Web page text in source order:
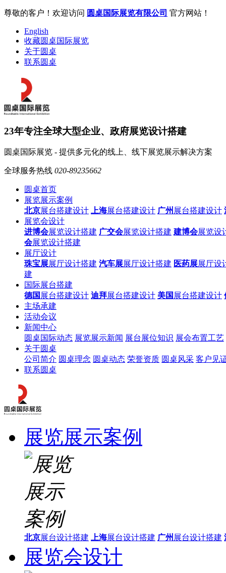
尊敬的客户！欢迎访问 圆桌国际展览有限公司 官方网站！
English
收藏圆桌国际展览
关于圆桌
联系圆桌
23年专注全球大型企业、政府展览设计搭建
圆桌国际展览 - 提供多元化的线上、线下展览展示解决方案
全球服务热线 020-89235662
圆桌首页
展览展示案例
北京展台搭建设计 上海展台搭建设计 广州 展台搭建设计
展览会设计
进博会展览设计搭建 广交会展览设计搭建 建博会展览设
会展览设计搭建
展厅设计
珠宝展展厅设计搭建 汽车展展厅设计搭建 医药展展厅设
建
国际展台搭建
德国 展台搭建设计 迪拜展台搭建设计 美国 展台搭建设计
主场承建
活动会议
新闻中心
圆桌国际动态 展览展示新闻 展台展位知识 展会布置工艺
关于圆桌
公司简介 圆桌理念 圆桌动态 荣誉资质 圆桌风采 客户见
联系圆桌
展览展示案例
北京展台设计搭建 上海展台设计搭建 广州 展台设计搭建
展览会设计